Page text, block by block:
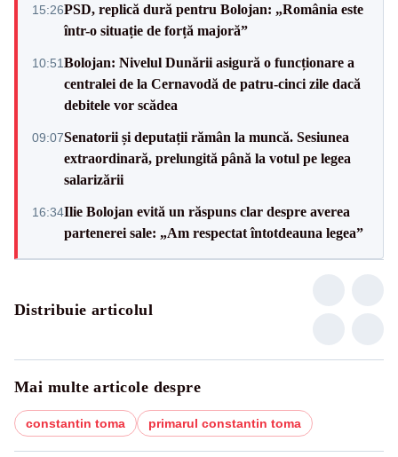
15:26PSD, replică dură pentru Bolojan: „România este
într-o situație de forță majoră”
10:51Bolojan: Nivelul Dunării asigură o funcționare a
centralei de la Cernavodă de patru-cinci zile dacă
debitele vor scădea
09:07Senatorii și deputații rămân la muncă. Sesiunea
extraordinară, prelungită până la votul pe legea
salarizării
16:34Ilie Bolojan evită un răspuns clar despre averea
partenerei sale: „Am respectat întotdeauna legea”
Distribuie articolul
Mai multe articole despre
constantin toma primarul constantin toma